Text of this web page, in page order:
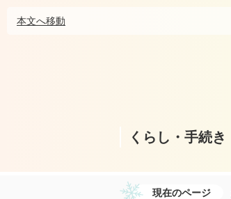
本文へ移動
くらし・手続き
現在のページ